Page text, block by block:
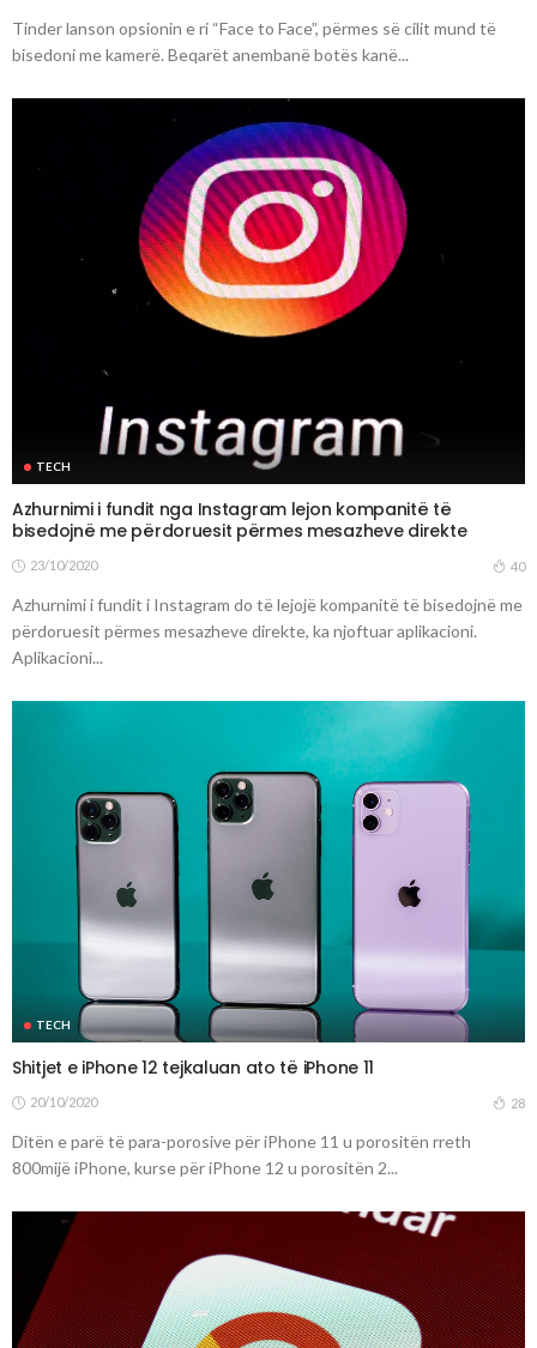
Tinder lanson opsionin e ri “Face to Face”, përmes së cilit mund të
bisedoni me kamerë. Beqarët anembanë botës kanë...
TECH
Azhurnimi i fundit nga Instagram lejon kompanitë të
bisedojnë me përdoruesit përmes mesazheve direkte
23/10/2020 40
Azhurnimi i fundit i Instagram do të lejojë kompanitë të bisedojnë me
përdoruesit përmes mesazheve direkte, ka njoftuar aplikacioni.
Aplikacioni...
TECH
Shitjet e iPhone 12 tejkaluan ato të iPhone 11
20/10/2020 28
Ditën e parë të para-porosive për iPhone 11 u porositën rreth
800mijë iPhone, kurse për iPhone 12 u porositën 2...